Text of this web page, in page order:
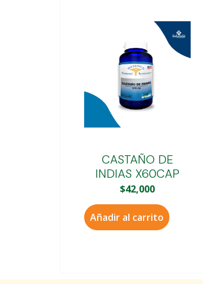
CASTAÑO DE
INDIAS X60CAP
$42,000
Añadir al carrito